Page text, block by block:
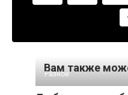
Вам также
Разное